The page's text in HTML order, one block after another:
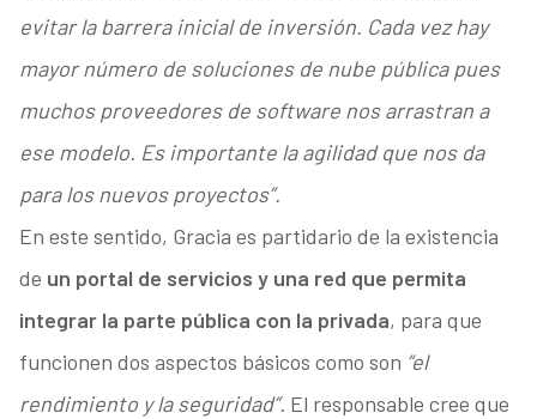
evitar la barrera inicial de inversión. Cada vez hay
mayor número de soluciones de nube pública pues
muchos proveedores de software nos arrastran a
ese modelo. Es importante la agilidad que nos da
para los nuevos proyectos”.
En este sentido, Gracia es partidario de la existencia
de un portal de servicios y una red que permita
integrar la parte pública con la privada, para que
funcionen dos aspectos básicos como son “el
rendimiento y la seguridad”. El responsable cree que